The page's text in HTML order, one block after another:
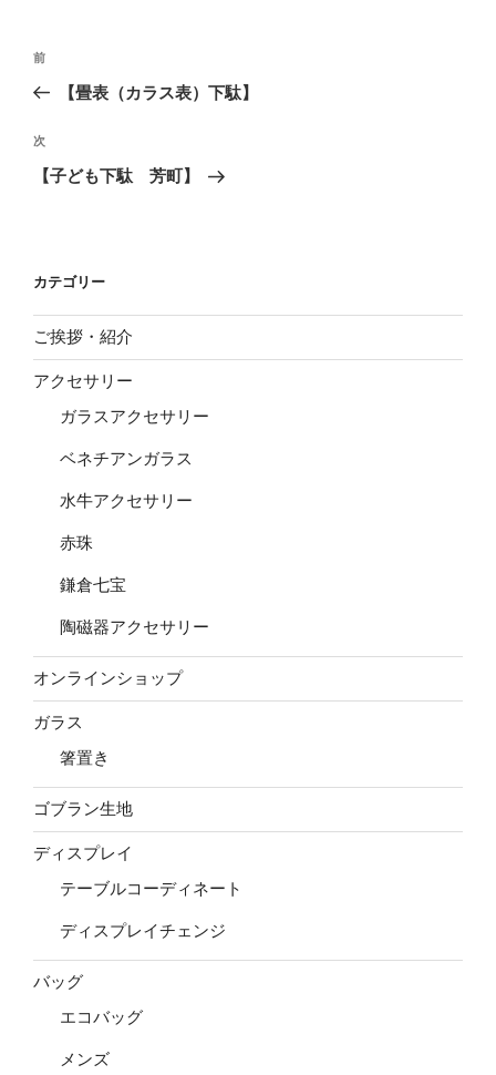
投
ナ
ビ
ゲ
ン
前
の
稿
前
【畳表（カラス表）下駄】
次
の
次
【子ども下駄 芳町】
カテゴリー
ご挨拶・紹介
アクセサリー
ガラスアクセサリー
ベネチアンガラス
水牛アクセサリー
赤珠
鎌倉七宝
陶磁器アクセサリー
オンラインショップ
ガラス
箸置き
ゴブラン生地
ディスプレイ
テーブルコーディネート
ディスプレイチェンジ
バッグ
エコバッグ
メンズ